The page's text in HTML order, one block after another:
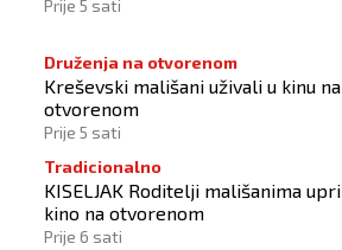
Prije 5 sati
Druženja na otvorenom
Kreševski mališani uživali u kinu na
otvorenom
Prije 5 sati
Tradicionalno
KISELJAK Roditelji mališanima
kino na otvorenom
Prije 6 sati